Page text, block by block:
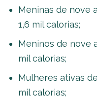
Meninas de nove
1,6 mil calorias;
Meninos de nove
mil calorias;
Mulheres ativas
mil calorias;